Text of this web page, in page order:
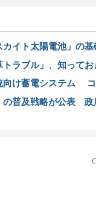
イト太陽電池」の
ラブル」、知って
向け蓄電システム
の普及戦略が公表